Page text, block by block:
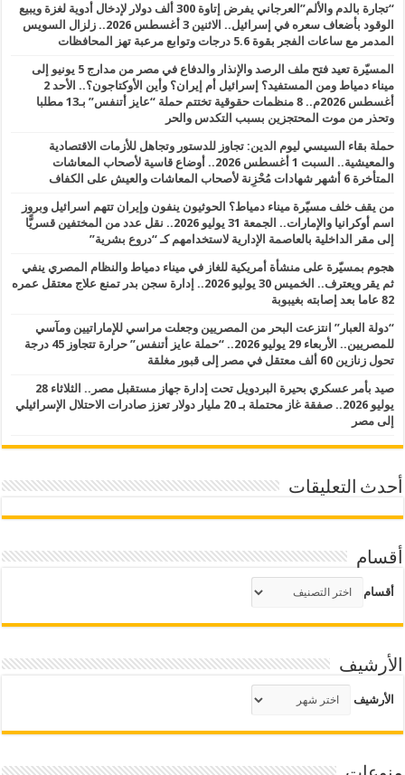
“تجارة بالدم والألم”العرجاني يفرض إتاوة 300 ألف دولار لإدخال أدوية لغزة ويبيع
الوقود بأضعاف سعره في إسرائيل.. الاثنين 3 أغسطس 2026.. زلزال السويس
المدمر مع ساعات الفجر بقوة 5.6 درجات وتوابع مرعبة تهز المحافظات
المسيّرة تعيد فتح ملف الرصد والإنذار والدفاع في مصر من مدارج 5 يونيو إلى
ميناء دمياط ومن المستفيد؟ إسرائيل أم إيران؟ وأين الأوكتاجون؟.. الأحد 2
أغسطس 2026م.. 8 منظمات حقوقية تختتم حملة “عايز أتنفس” بـ13 مطلبا
وتحذر من موت المحتجزين بسبب التكدس والحر
حملة بقاء السيسي ليوم الدين: تجاوز للدستور وتجاهل للأزمات الاقتصادية
والمعيشية.. السبت 1 أغسطس 2026.. أوضاع قاسية لأصحاب المعاشات
المتأخرة 6 أشهر شهادات مُحْزِنة لأصحاب المعاشات والعيش على الكفاف
من يقف خلف مسيّرة ميناء دمياط؟ الحوثيون ينفون وإيران تتهم اسرائيل وبروز
اسم أوكرانيا والإمارات.. الجمعة 31 يوليو 2026.. نقل عدد من المختفين قسريًّا
إلى مقر الداخلية بالعاصمة الإدارية لاستخدامهم كـ “دروع بشرية”
هجوم بمسيّرة على منشأة أمريكية للغاز في ميناء دمياط والنظام المصري ينفي
ثم يقر ويعترف.. الخميس 30 يوليو 2026.. إدارة سجن بدر تمنع علاج معتقل عمره
82 عاما بعد إصابته بغيبوبة
“دولة العبار” انتزعت البحر من المصريين وجعلت مراسي للإماراتيين ومآسي
للمصريين.. الأربعاء 29 يوليو 2026.. “حملة عايز أتنفس” حرارة تتجاوز 45 درجة
تحول زنازين 60 ألف معتقل في مصر إلى قبور مغلقة
صيد بأمر عسكري بحيرة البردويل تحت إدارة جهاز مستقبل مصر.. الثلاثاء 28
يوليو 2026.. صفقة غاز محتملة بـ 20 مليار دولار تعزز صادرات الاحتلال الإسرائيلي
إلى مصر
أحدث التعليقات
أقسام
أقسام
الأرشيف
الأرشيف